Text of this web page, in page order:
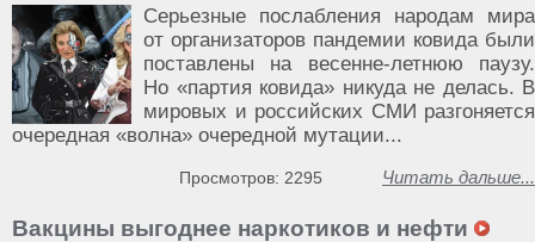
Серьезные послабления народам мира
от организаторов пандемии ковида были
поставлены на весенне-летнюю паузу.
Но «партия ковида» никуда не делась. В
мировых и российских СМИ разгоняется
очередная «волна» очередной мутации...
Читать дальше...
Просмотров: 2295
Вакцины выгоднее наркотиков и нефти